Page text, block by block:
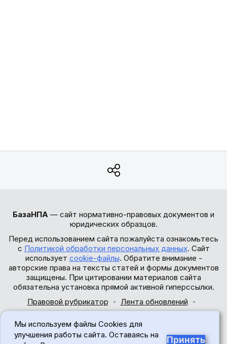
БазаНПА — сайт нормативно-правовых документов и
юридических образцов.
Перед использованием сайта пожалуйста ознакомьтесь
с Политикой обработки персональных данных. Сайт
использует cookie-файлы. Обратите внимание -
авторские права на тексты статей и формы документов
защищены. При цитировании материалов сайта
обязательна установка прямой активной гиперссылки.
Правовой рубрикатор
Лента обновлений
© 2017-2026
Мы используем файлы Cookies для
улучшения работы сайта. Оставаясь на
Принять